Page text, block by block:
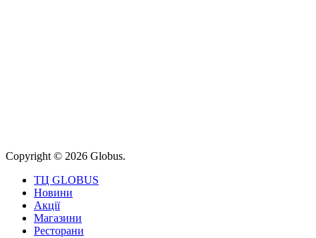
Copyright © 2026 Globus.
ТЦ GLOBUS
Новини
Акції
Магазини
Ресторани